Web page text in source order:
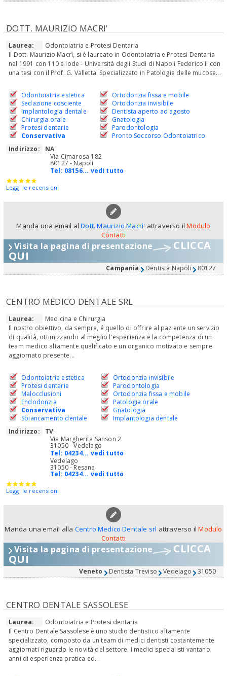
DOTT. MAURIZIO MACRI'
Laurea:
Odontoiatria e Protesi Dentaria
Il Dott. Maurizio Macrì, si è laureato in Odontoiatria e Protesi Dentaria
nel 1991 con 110 e lode - Università degli Studi di Napoli Federico II con
una tesi con il Prof. G. Valletta. Specializzato in Patologie delle mucose...
Odontoiatria estetica
Sedazione cosciente
Implantologia dentale
Chirurgia orale
Protesi dentarie
Conservativa
Ortodonzia fissa e mobile
Ortodonzia invisibile
Dentista aperto ad agosto
Gnatologia
Parodontologia
Pronto Soccorso Odontoiatrico
Indirizzo:
NA:
Via Cimarosa 182
80127 - Napoli
Tel: 08156... vedi tutto
Leggi le recensioni
Manda una email alDott. Maurizio Macri' attraverso ilModulo
Contatti
Visita la pagina di presentazione CLICCA
QUI
Campania Dentista Napoli 80127
CENTRO MEDICO DENTALE SRL
Laurea:
Medicina e Chirurgia
Il nostro obiettivo, da sempre, é quello di offrire al paziente un servizio
di qualità, ottimizzando al meglio l'esperienza e la competenza di un
team medico altamente qualificato e un organico motivato e sempre
aggiornato presente...
Odontoiatria estetica
Protesi dentarie
Malocclusioni
Endodonzia
Conservativa
Sbiancamento dentale
Ortodonzia invisibile
Parodontologia
Ortodonzia fissa e mobile
Patologia orale
Gnatologia
Implantologia dentale
Indirizzo:
TV:
Via Margherita Sanson 2
31050 - Vedelago
Tel: 04234... vedi tutto
Vedelago
31050 - Resana
Tel: 04234... vedi tutto
Leggi le recensioni
Manda una email alla Centro Medico Dentale srl attraverso ilModulo
Contatti
Visita la pagina di presentazione CLICCA
QUI
Veneto Dentista Treviso Vedelago 31050
CENTRO DENTALE SASSOLESE
Laurea:
Odontoiatria e Protesi dentaria
Il Centro Dentale Sassolese è uno studio dentistico altamente
specializzato, composto da un team di medici dentisti costantemente
aggiornati riguardo le novità del settore. I medici specialisti vantano
anni di esperienza pratica ed...